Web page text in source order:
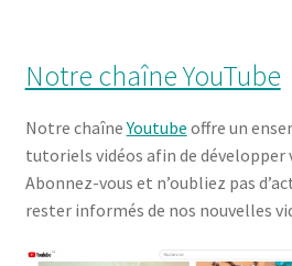
Notre chaîne YouTube
Notre chaîneYoutube offre un
tutoriels vidéos afin de
Abonnez-vous et n’oubliez pas
rester informés de nos nouvelles